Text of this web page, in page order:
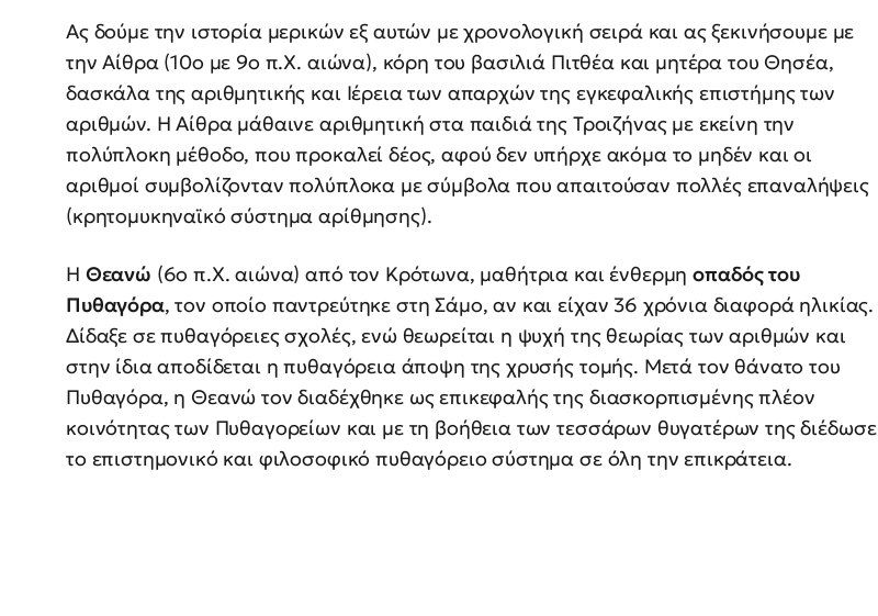
Ας δούμε την ιστορία μερικών εξ αυτών με χρονολογική σειρά και ας ξεκινήσουμε με
την Αίθρα (10ο με 9ο π.Χ. αιώνα), κόρη του βασιλιά Πιτθέα και μητέρα του Θησέα,
δασκάλα της αριθμητικής και Ιέρεια των απαρχών της εγκεφαλικής επιστήμης των
αριθμών. Η Αίθρα μάθαινε αριθμητική στα παιδιά της Τροιζήνας με εκείνη την
πολύπλοκη μέθοδο, που προκαλεί δέος, αφού δεν υπήρχε ακόμα το μηδέν και οι
αριθμοί συμβολίζονταν πολύπλοκα με σύμβολα που απαιτούσαν πολλές επαναλήψεις
(κρητομυκηναϊκό σύστημα αρίθμησης).
Η Θεανώ (6ο π.Χ. αιώνα) από τον Κρότωνα, μαθήτρια και ένθερμηοπαδός του
Πυθαγόρα, τον οποίο παντρεύτηκε στη Σάμο, αν και είχαν 36 χρόνια διαφορά ηλικίας.
Δίδαξε σε πυθαγόρειες σχολές, ενώ θεωρείται η ψυχή της θεωρίας των αριθμών και
στην ίδια αποδίδεται η πυθαγόρεια άποψη της χρυσής τομής. Μετά τον θάνατο του
Πυθαγόρα, η Θεανώ τον διαδέχθηκε ως επικεφαλής της διασκορπισμένης πλέον
κοινότητας των Πυθαγορείων και με τη βοήθεια των τεσσάρων θυγατέρων της διέδωσε
το επιστημονικό και φιλοσοφικό πυθαγόρειο σύστημα σε όλη την επικράτεια.